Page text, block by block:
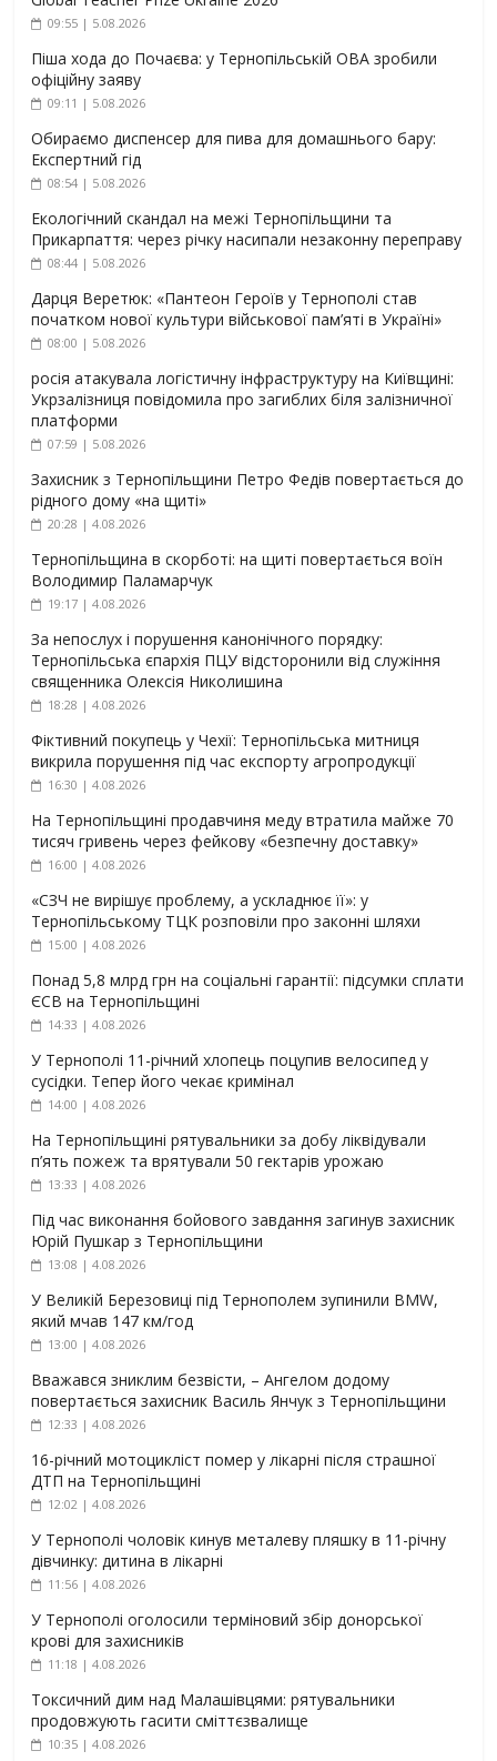
09:55 | 5.08.2026
Піша хода до Почаєва: у Тернопільській ОВА зробили
офіційну заяву
09:11 | 5.08.2026
Обираємо диспенсер для пива для домашнього бару:
Експертний гід
08:54 | 5.08.2026
Екологічний скандал на межі Тернопільщини та
Прикарпаття: через річку насипали незаконну переправу
08:44 | 5.08.2026
Дарця Веретюк: «Пантеон Героїв у Тернополі став
початком нової культури військової пам’яті в Україні»
08:00 | 5.08.2026
росія атакувала логістичну інфраструктуру на Київщині:
Укрзалізниця повідомила про загиблих біля залізничної
платформи
07:59 | 5.08.2026
Захисник з Тернопільщини Петро Федів повертається до
рідного дому «на щиті»
20:28 | 4.08.2026
Тернопільщина в скорботі: на щиті повертається воїн
Володимир Паламарчук
19:17 | 4.08.2026
За непослух і порушення канонічного порядку:
Тернопільська єпархія ПЦУ відсторонили від служіння
священника Олексія Николишина
18:28 | 4.08.2026
Фіктивний покупець у Чехії: Тернопільська митниця
викрила порушення під час експорту агропродукції
16:30 | 4.08.2026
На Тернопільщині продавчиня меду втратила майже 70
тисяч гривень через фейкову «безпечну доставку»
16:00 | 4.08.2026
«СЗЧ не вирішує проблему, а ускладнює її»: у
Тернопільському ТЦК розповіли про законні шляхи
15:00 | 4.08.2026
Понад 5,8 млрд грн на соціальні гарантії: підсумки сплати
ЄСВ на Тернопільщині
14:33 | 4.08.2026
У Тернополі 11-річний хлопець поцупив велосипед у
сусідки. Тепер його чекає кримінал
14:00 | 4.08.2026
На Тернопільщині рятувальники за добу ліквідували
п’ять пожеж та врятували 50 гектарів урожаю
13:33 | 4.08.2026
Під час виконання бойового завдання загинув захисник
Юрій Пушкар з Тернопільщини
13:08 | 4.08.2026
У Великій Березовиці під Тернополем зупинили BMW,
який мчав 147 км/год
13:00 | 4.08.2026
Вважався зниклим безвісти, – Ангелом додому
повертається захисник Василь Янчук з Тернопільщини
12:33 | 4.08.2026
16-річний мотоцикліст помер у лікарні після страшної
ДТП на Тернопільщині
12:02 | 4.08.2026
У Тернополі чоловік кинув металеву пляшку в 11-річну
дівчинку: дитина в лікарні
11:56 | 4.08.2026
У Тернополі оголосили терміновий збір донорської
крові для захисників
11:18 | 4.08.2026
Токсичний дим над Малашівцями: рятувальники
продовжують гасити сміттєзвалище
10:35 | 4.08.2026